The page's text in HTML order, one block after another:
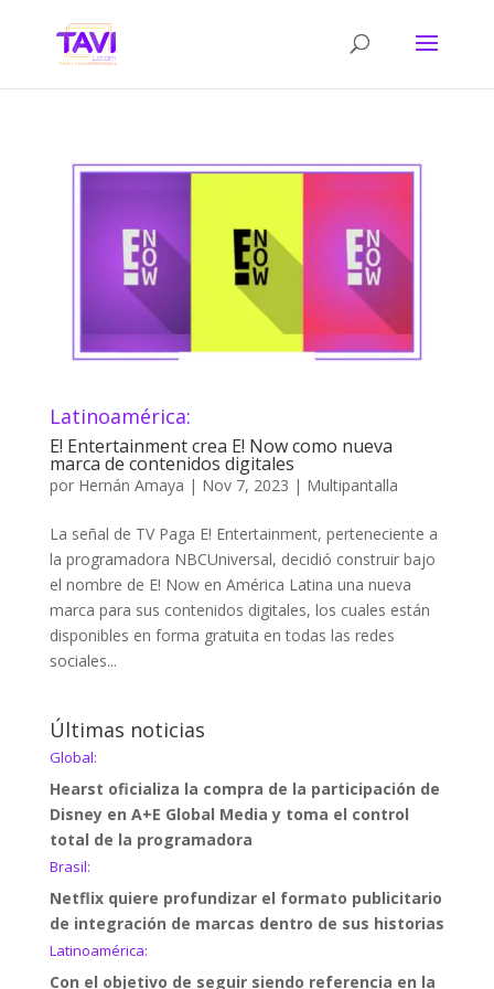
Latinoamérica:
E! Entertainment crea E! Now como nueva
marca de contenidos digitales
por Hernán Amaya | Nov 7, 2023 | Multipantalla
La señal de TV Paga E! Entertainment, perteneciente a
la programadora NBCUniversal, decidió construir bajo
el nombre de E! Now en América Latina una nueva
marca para sus contenidos digitales, los cuales están
disponibles en forma gratuita en todas las redes
sociales...
Últimas noticias
Global:
Hearst oficializa la compra de la participación de
Disney en A+E Global Media y toma el control
total de la programadora
Brasil:
Netflix quiere profundizar el formato publicitario
de integración de marcas dentro de sus historias
Latinoamérica:
Con el objetivo de seguir siendo referencia en la